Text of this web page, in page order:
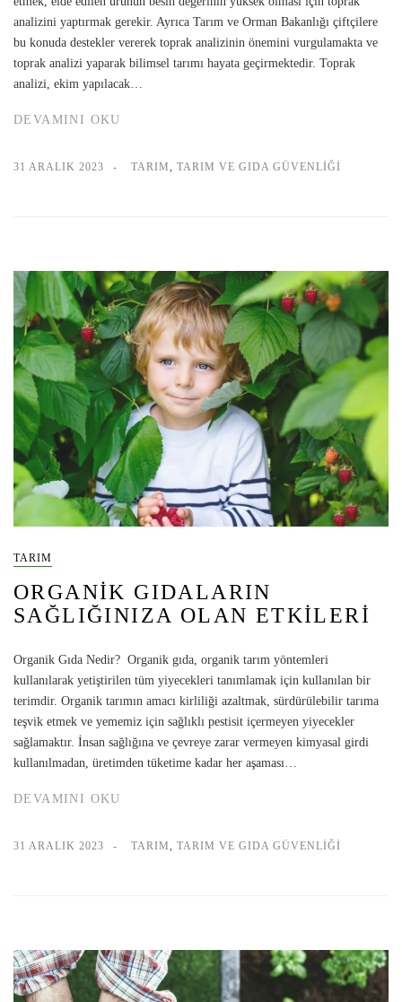
analizini yaptırmak gerekir. Ayrıca Tarım ve Orman Bakanlığı çiftçilere
bu konuda destekler vererek toprak analizinin önemini vurgulamakta ve
toprak analizi yaparak bilimsel tarımı hayata geçirmektedir. Toprak
analizi, ekim yapılacak…
DEVAMINI OKU
31 ARALIK 2023 TARIM, TARIM VE GIDA GÜVENLIĞI
TARIM
ORGANIK GIDALARIN
SAĞLIĞINIZA OLAN ETKILERI
Organik Gıda Nedir? Organik gıda, organik tarım yöntemleri
kullanılarak yetiştirilen tüm yiyecekleri tanımlamak için kullanılan bir
terimdir. Organik tarımın amacı kirliliği azaltmak, sürdürülebilir tarıma
teşvik etmek ve yememiz için sağlıklı pestisit içermeyen yiyecekler
sağlamaktır. İnsan sağlığına ve çevreye zarar vermeyen kimyasal girdi
kullanılmadan, üretimden tüketime kadar her aşaması…
DEVAMINI OKU
31 ARALIK 2023 TARIM, TARIM VE GIDA GÜVENLIĞI